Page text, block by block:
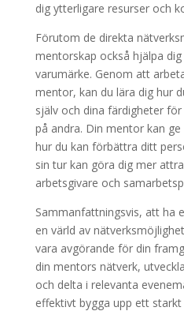
dig ytterligare resurser och
Förutom de direkta
mentorskap också hjälpa
varumärke. Genom att
mentor, kan du lära dig hur
själv och dina färdigheter
på andra. Din mentor kan
hur du kan förbättra ditt
sin tur kan göra dig mer
arbetsgivare och
Sammanfattningsvis, att ha
en värld av
vara avgörande för din
din mentors nätverk,
och delta i relevanta
effektivt bygga upp ett